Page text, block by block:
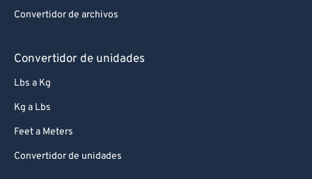
Convertidor de archivos
Convertidor de unidades
Lbs a Kg
Kg a Lbs
Feet a Meters
Convertidor de unidades